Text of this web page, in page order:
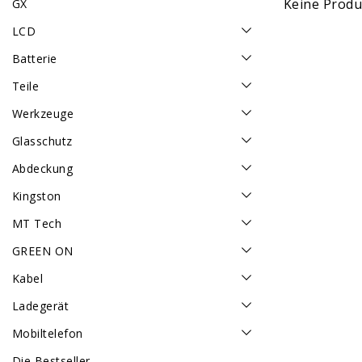
GX
LCD
Batterie
Teile
Werkzeuge
Glasschutz
Abdeckung
Kingston
MT Tech
GREEN ON
Kabel
Ladegerät
Mobiltelefon
Keine